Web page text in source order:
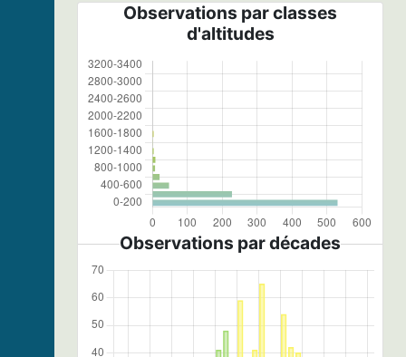
Observations par classes
d'altitudes
Observations par décades